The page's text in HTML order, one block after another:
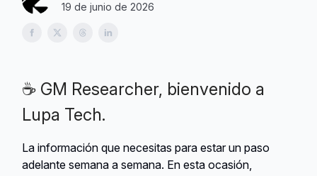
19 de junio de 2026
☕ GM Researcher, bienvenido a
Lupa Tech.
La información que necesitas para estar un paso
adelante semana a semana. En esta ocasión,